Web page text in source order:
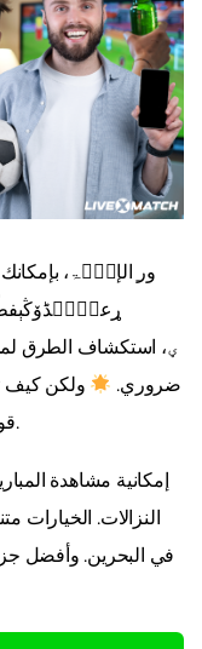
ضروري.
ولكن كيف
قوية؟ السر لمتابعة كل جولة أقرب مما تعتقد.
إمكانية مشاهدة
النزالات. الخيارات
في البحرين. وأفضل